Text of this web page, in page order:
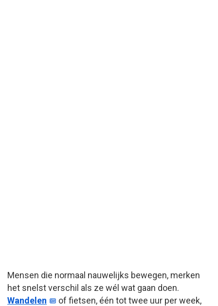
Mensen die normaal nauwelijks bewegen, merken
het snelst verschil als ze wél wat gaan doen.
Wandelen
of fietsen, één tot twee uur per week,